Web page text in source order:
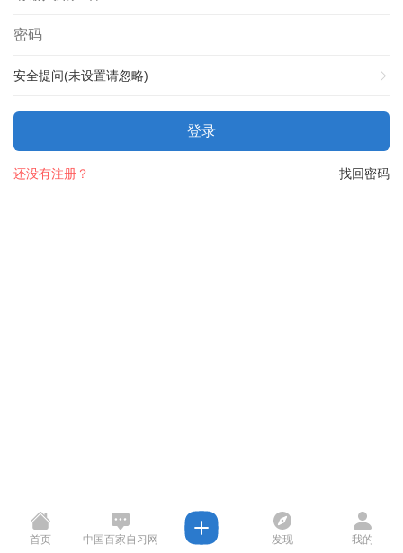
安全提问(未设置请忽略)
登录
找回密码
还没有注册？
首页 中国百家自习网 发现 我的